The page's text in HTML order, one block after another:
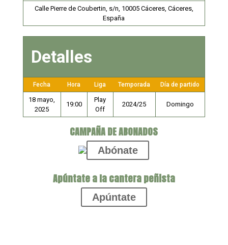
Calle Pierre de Coubertin, s/n, 10005 Cáceres, Cáceres,
España
Detalles
Fecha Hora Liga Temporada Día de partido
18 mayo,
2025
19:00
Play
Off
2024/25 Domingo
CAMPAÑA DE ABONADOS
Abónate
Apúntate a la cantera peñista
Apúntate